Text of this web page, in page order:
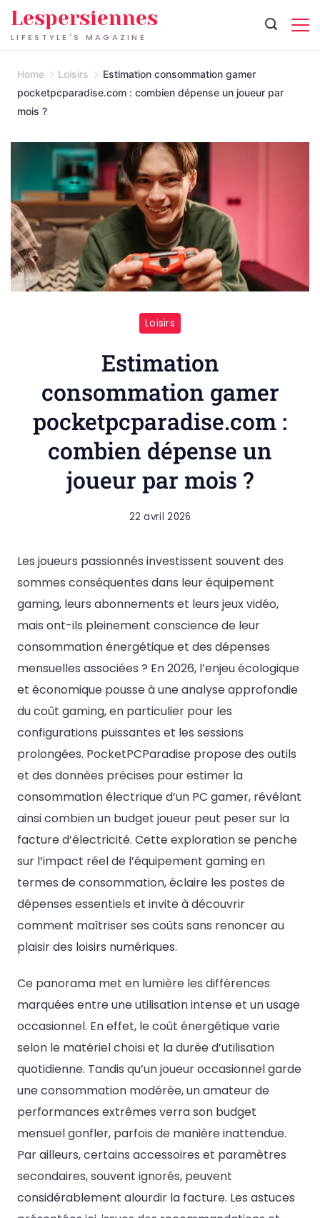
Skip
toLIFESTYLE'S MAGAZINE
Lespersiennes
Home Loisirs
Estimation consommation gamer
pocketpcparadise.com : combien dépense un joueur par
mois ?
Loisirs
Estimation
consommation gamer
pocketpcparadise.com :
combien dépense un
joueur par mois ?
22 avril 2026
Les joueurs passionnés investissent souvent des
sommes conséquentes dans leur équipement
gaming, leurs abonnements et leurs jeux vidéo,
mais ont-ils pleinement conscience de leur
consommation énergétique et des dépenses
mensuelles associées ? En 2026, l’enjeu écologique
et économique pousse à une analyse approfondie
du coût gaming, en particulier pour les
configurations puissantes et les sessions
prolongées. PocketPCParadise propose des outils
et des données précises pour estimer la
consommation électrique d’un PC gamer, révélant
ainsi combien un budget joueur peut peser sur la
facture d’électricité. Cette exploration se penche
sur l’impact réel de l’équipement gaming en
termes de consommation, éclaire les postes de
dépenses essentiels et invite à découvrir
comment maîtriser ses coûts sans renoncer au
plaisir des loisirs numériques.
Ce panorama met en lumière les différences
marquées entre une utilisation intense et un usage
occasionnel. En effet, le coût énergétique varie
selon le matériel choisi et la durée d’utilisation
quotidienne. Tandis qu’un joueur occasionnel garde
une consommation modérée, un amateur de
performances extrêmes verra son budget
mensuel gonfler, parfois de manière inattendue.
Par ailleurs, certains accessoires et paramètres
secondaires, souvent ignorés, peuvent
considérablement alourdir la facture. Les astuces